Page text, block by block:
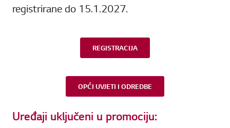
registrirane do 15.1.2027.
REGISTRACIJA
OPĆI UVJETI I ODREDBE
Uređaji uključeni u promociju: